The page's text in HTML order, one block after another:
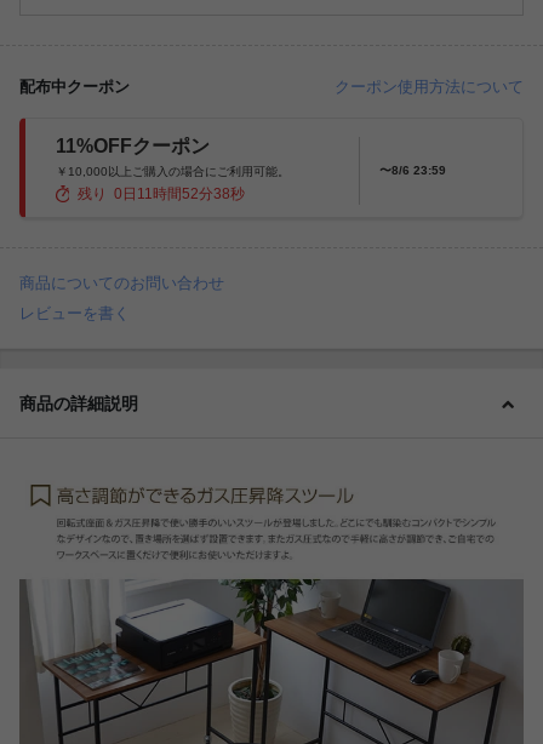
配布中クーポン クーポン使用方法について
11%OFFクーポン
￥10,000以上ご購入の場合にご利用可能。
残り 0 日 11 時間52分36秒
〜8/6 23:59
商品についてのお問い合わせ
レビューを書く
商品の詳細説明